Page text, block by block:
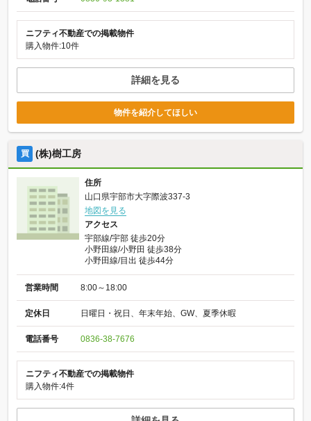
ニフティ不動産での掲載物件
購入物件:10件
詳細を見る
物件を紹介してほしい
買 (株)樹工房
住所
山口県宇部市大字際波337-3
地図を見る
アクセス
宇部線/宇部 徒歩20分
小野田線/小野田 徒歩38分
小野田線/目出 徒歩44分
営業時間 8:00～18:00
定休日 日曜日・祝日、年末年始、GW、夏季休暇
電話番号 0836-38-7676
ニフティ不動産での掲載物件
購入物件:4件